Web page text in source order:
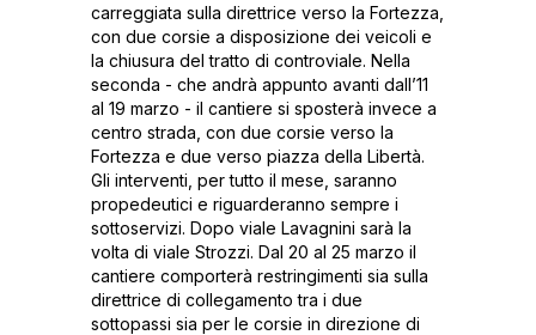
carreggiata sulla direttrice verso la Fortezza,
con due corsie a disposizione dei veicoli e
la chiusura del tratto di controviale. Nella
seconda - che andrà appunto avanti dall’11
al 19 marzo - il cantiere si sposterà invece a
centro strada, con due corsie verso la
Fortezza e due verso piazza della Libertà.
Gli interventi, per tutto il mese, saranno
propedeutici e riguarderanno sempre i
sottoservizi. Dopo viale Lavagnini sarà la
volta di viale Strozzi. Dal 20 al 25 marzo il
cantiere comporterà restringimenti sia sulla
direttrice di collegamento tra i due
sottopassi sia per le corsie in direzione di